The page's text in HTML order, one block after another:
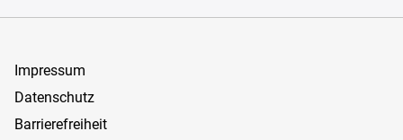
Impressum
Datenschutz
Barrierefreiheit